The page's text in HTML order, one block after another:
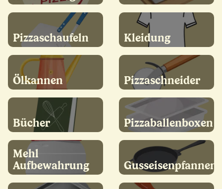
Pizzaschaufeln Kleidung
Ölkannen Pizzaschneider
Bücher Pizzaballenboxen
Mehl
Aufbewahrung
Gusseisenpfannen